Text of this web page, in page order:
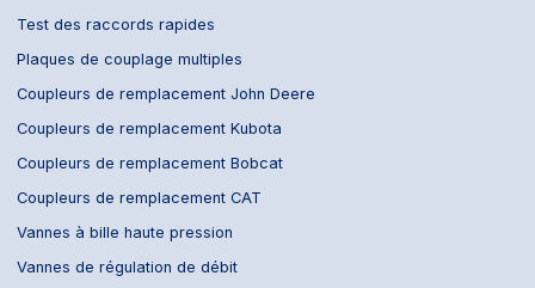
Test des raccords rapides
Plaques de couplage multiples
Coupleurs de remplacement John Deere
Coupleurs de remplacement Kubota
Coupleurs de remplacement Bobcat
Coupleurs de remplacement CAT
Vannes à bille haute pression
Vannes de régulation de débit